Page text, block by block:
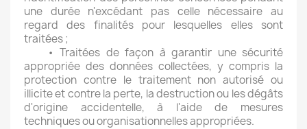
une durée n'excédant pas celle nécessaire au
regard des finalités pour lesquelles elles sont
traitées ;
• Traitées de façon à garantir une sécurité
appropriée des données collectées, y compris la
protection contre le traitement non autorisé ou
illicite et contre la perte, la destruction ou les dégâts
d'origine accidentelle, à l'aide de mesures
techniques ou organisationnelles appropriées.